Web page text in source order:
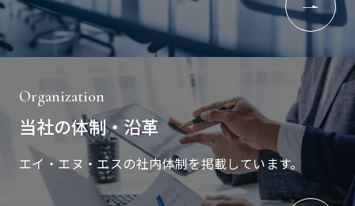
Organization
当社の体制・沿革
エイ・エヌ・エスの社内体制を掲載しています。